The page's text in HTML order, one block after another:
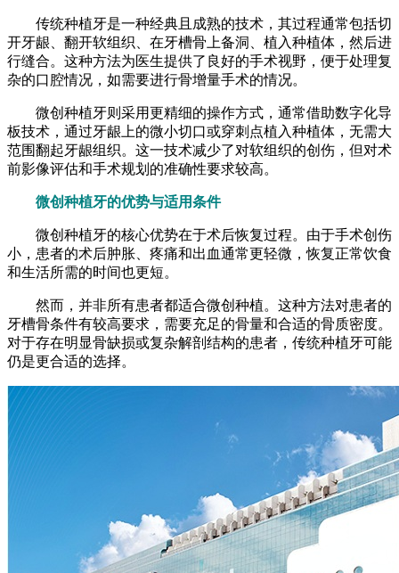
传统种植牙是一种经典且成熟的技术，其过程通常包括切
开牙龈、翻开软组织、在牙槽骨上备洞、植入种植体，然后进
行缝合。这种方法为医生提供了良好的手术视野，便于处理复
杂的口腔情况，如需要进行骨增量手术的情况。
微创种植牙则采用更精细的操作方式，通常借助数字化导
板技术，通过牙龈上的微小切口或穿刺点植入种植体，无需大
范围翻起牙龈组织。这一技术减少了对软组织的创伤，但对术
前影像评估和手术规划的准确性要求较高。
微创种植牙的优势与适用条件
微创种植牙的核心优势在于术后恢复过程。由于手术创伤
小，患者的术后肿胀、疼痛和出血通常更轻微，恢复正常饮食
和生活所需的时间也更短。
然而，并非所有患者都适合微创种植。这种方法对患者的
牙槽骨条件有较高要求，需要充足的骨量和合适的骨质密度。
对于存在明显骨缺损或复杂解剖结构的患者，传统种植牙可能
仍是更合适的选择。